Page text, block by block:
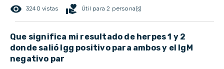
remove_red_eye 3240 vistas volunteer_activism Útil para 2 persona(s)
Que significa mi resultado de herpes 1 y 2
donde salió Igg positivo para ambos y el IgM
negativo par